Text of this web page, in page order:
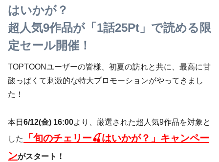
はいかが？
超人気9作品が「1話25Pt」で読める限
定セール開催！
TOPTOONユーザーの皆様、初夏の訪れと共に、最高に甘
酸っぱくて刺激的な特大プロモーションがやってきまし
た！
本日 6/12(金) 16:00より、厳選された超人気9作品を対象と
した
「旬のチェリー🍒はいかが？」キャンペー
ンがスタート！